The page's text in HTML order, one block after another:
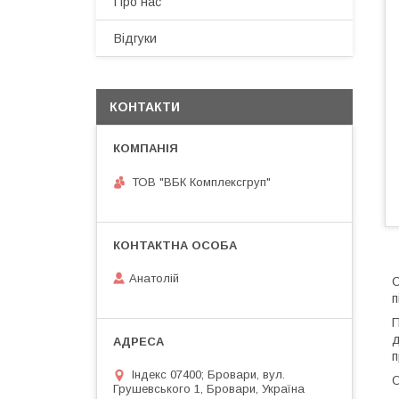
Відгуки
КОНТАКТИ
ТОВ "ВБК Комплексгруп"
Анатолій
Індекс 07400; Бровари, вул.
Грушевського 1, Бровари, Україна